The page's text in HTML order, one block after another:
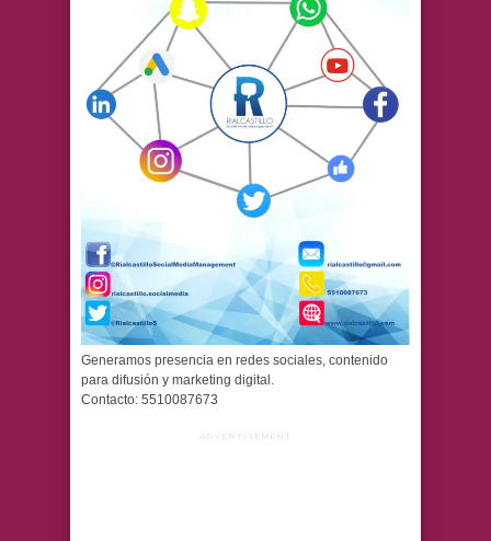
Generamos presencia en redes sociales, contenido
para difusión y marketing digital.
Contacto: 5510087673
ADVERTISEMENT